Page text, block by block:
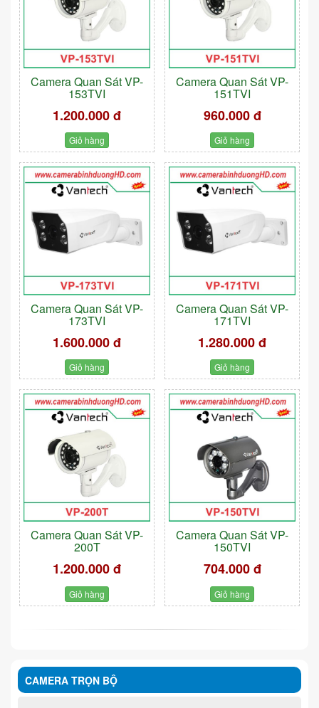
Camera Quan Sát VP-
153TVI
1.200.000 đ
Giỏ hàng
Camera Quan Sát VP-
151TVI
960.000 đ
Giỏ hàng
Camera Quan Sát VP-
173TVI
1.600.000 đ
Giỏ hàng
Camera Quan Sát VP-
171TVI
1.280.000 đ
Giỏ hàng
Camera Quan Sát VP-
200T
1.200.000 đ
Giỏ hàng
Camera Quan Sát VP-
150TVI
704.000 đ
Giỏ hàng
CAMERA TRỌN BỘ